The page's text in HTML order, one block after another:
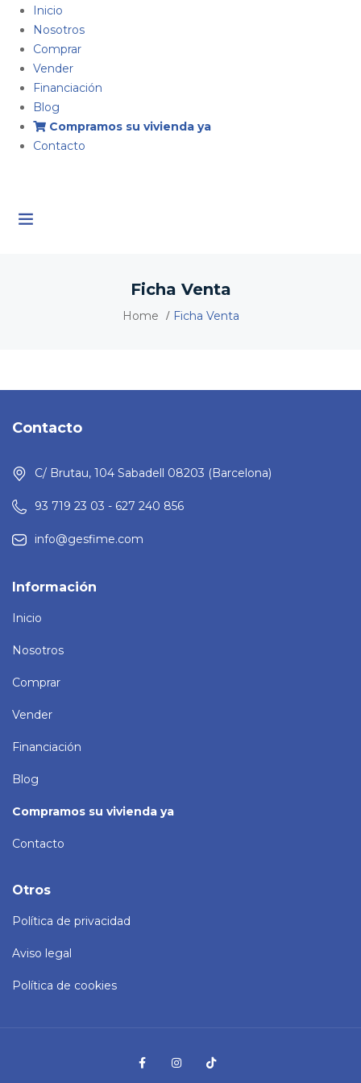
Inicio
Nosotros
Comprar
Vender
Financiación
Blog
Compramos su vivienda ya
Contacto
Ficha Venta
Home Ficha Venta
Contacto
C/ Brutau, 104 Sabadell 08203 (Barcelona)
93 719 23 03 - 627 240 856
info@gesfime.com
Información
Inicio
Nosotros
Comprar
Vender
Financiación
Blog
Compramos su vivienda ya
Contacto
Otros
Política de privacidad
Aviso legal
Política de cookies